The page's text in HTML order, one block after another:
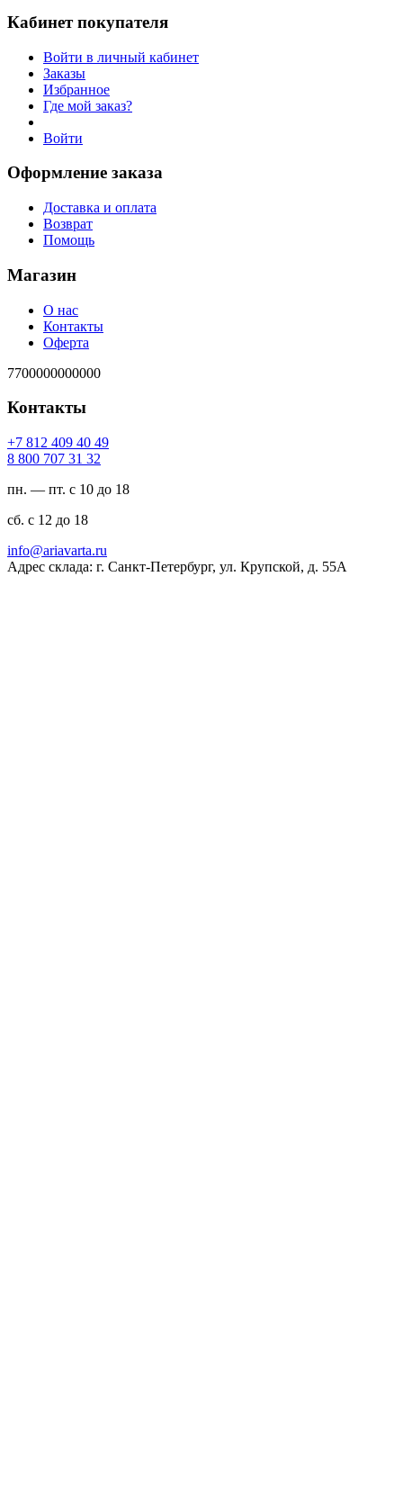
Кабинет покупателя
Войти в личный кабинет
Заказы
Избранное
Где мой заказ?
Войти
Оформление заказа
Доставка и оплата
Возврат
Помощь
Магазин
О нас
Контакты
Оферта
7700000000000
Контакты
94 04 904 218 7+
23 13 707 008 8
пн. — пт. с 10 до 18
сб. с 12 до 18
ur.atravaira@ofni
Адрес склада: г. Санкт-Петербург, ул. Крупской, д. 55А